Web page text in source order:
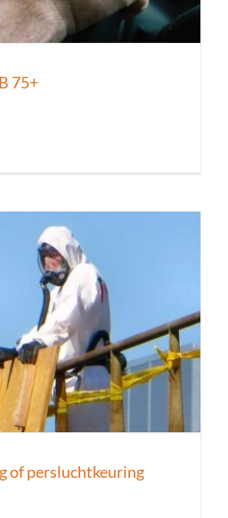
75+
of persluchtkeuring